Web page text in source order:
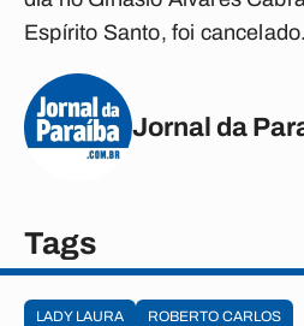
Espírito Santo, foi cancelado.
Jornal da
Tags
LADY LAURA ROBERTO CARLOS